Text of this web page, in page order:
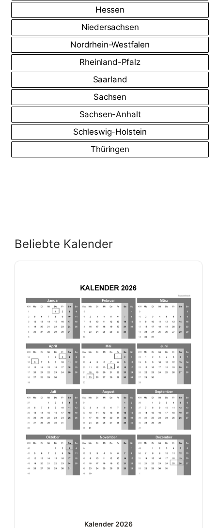
Hessen
Niedersachsen
Nordrhein-Westfalen
Rheinland-Pfalz
Saarland
Sachsen
Sachsen-Anhalt
Schleswig-Holstein
Thüringen
Beliebte Kalender
Kalender 2026